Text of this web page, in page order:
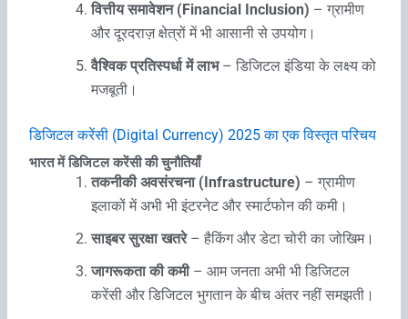
वित्तीय समावेशन (Financial Inclusion) – ग्रामीण
और दूरदराज़ क्षेत्रों में भी आसानी से उपयोग।
वैश्विक प्रतिस्पर्धा में लाभ– डिजिटल इंडिया के लक्ष्य को
मजबूती।
डिजिटल करेंसी (Digital Currency) 2025 का एक विस्तृत परिचय
भारत में डिजिटल करेंसी की चुनौतियाँ
तकनीकी अवसंरचना (Infrastructure) – ग्रामीण
इलाकों में अभी भी इंटरनेट और स्मार्टफोन की कमी।
साइबर सुरक्षा खतरे– हैकिंग और डेटा चोरी का जोखिम।
जागरूकता की कमी– आम जनता अभी भी डिजिटल
करेंसी और डिजिटल भुगतान के बीच अंतर नहीं समझती।